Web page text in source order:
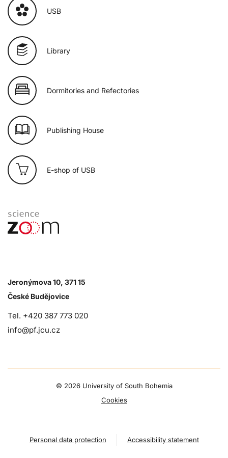
USB
Library
Dormitories and Refectories
Publishing House
E-shop of USB
Jeronýmova 10, 371 15
České Budějovice
Tel. +420 387 773 020
info@pf.jcu.cz
© 2026 University of South Bohemia
Cookies
Personal data protection Accessibility statement